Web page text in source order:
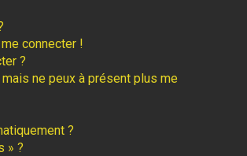
connecter !
?
ne peux à présent plus me
?
» ?